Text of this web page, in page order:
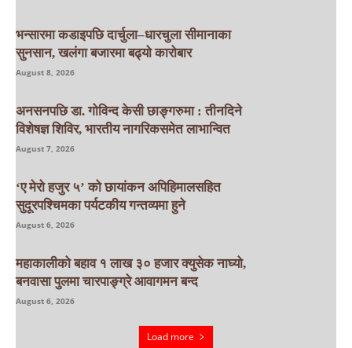
भन्सारमा कडाइपछि दार्चुला–धारचुला सीमानाका
सुनसान, खलंगा बजारमा बढ्यो कारोबार
August 8, 2026
अनसनपछि डा. गोविन्द केसी छाङ्गरुमा : तीनदिने
विशेषज्ञ शिविर, भारतीय नागरिकसमेत लाभान्वित
August 7, 2026
‘ए मेरो हजुर ५’ को छायांकन अपिहिमालसहित
सुदूरपश्चिमका पर्यटकीय गन्तव्यमा हुने
August 6, 2026
महाकालीको बहाव १ लाख ३० हजार क्युसेक नाघ्यो,
बनवासा पुलमा चारपाङ्ग्रे आवागमन बन्द
August 6, 2026
Load more